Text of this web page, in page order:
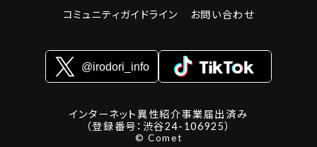
コミュニティガイドライン
お問い合わせ
インターネット異性紹介事業届出済み
（登録番号：渋谷24-106925）
© Comet